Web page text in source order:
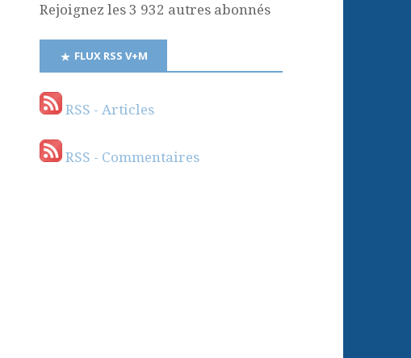
Rejoignez les 3 932 autres abonnés
FLUX RSS V+M
RSS - Articles
RSS - Commentaires